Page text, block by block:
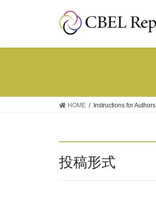
HOME Instructions for Authors
投稿形式